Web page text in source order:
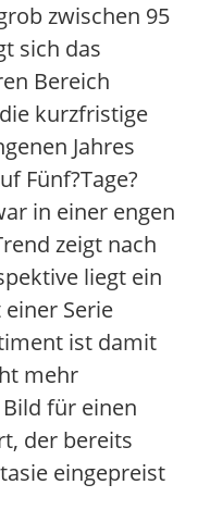
zwischen 95
sich das
Bereich
kurzfristige
Jahres
Fünf?Tage?
in einer engen
zeigt nach
liegt ein
Serie
ist damit
mehr
für einen
der bereits
eingepreist